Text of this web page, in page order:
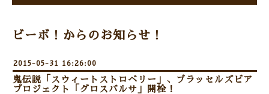
ビーボ！からのお知らせ！
2015-05-31 16:26:00
鬼伝説「スウィートストロベリー」、ブラッセルズビア
プロジェクト「グロスバルサ」開栓！